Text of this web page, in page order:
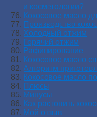
и косметологии?
Кокосовое масло
Производство
Холодный отжим
Горячий отжим
Рафинирование
Кокосовое масло
Алгоритм
Кокосовое масло
Плюсы
Минусы
Как растопить
Мой отзыв